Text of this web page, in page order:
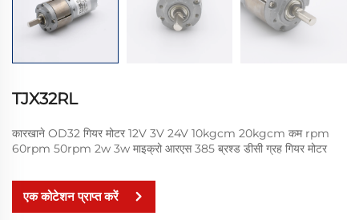
TJX32RL
कारखाने OD32 गियर मोटर 12V 3V 24V 10kgcm 20kgcm कम rpm
60rpm 50rpm 2w 3w माइक्रो आरएस 385 ब्रश्ड डीसी ग्रह गियर मोटर
एक कोटेशन प्राप्त करें